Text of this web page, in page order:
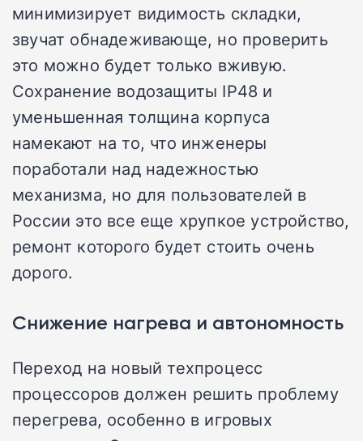
минимизирует видимость складки,
звучат обнадеживающе, но проверить
это можно будет только вживую.
Сохранение водозащиты IP48 и
уменьшенная толщина корпуса
намекают на то, что инженеры
поработали над надежностью
механизма, но для пользователей в
России это все еще хрупкое устройство,
ремонт которого будет стоить очень
дорого.
Снижение нагрева и автономность
Переход на новый техпроцесс
процессоров должен решить проблему
перегрева, особенно в игровых